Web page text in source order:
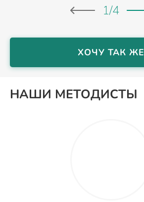
1/4
ХОЧУ ТАК ЖЕ
НАШИ МЕТОДИСТЫ